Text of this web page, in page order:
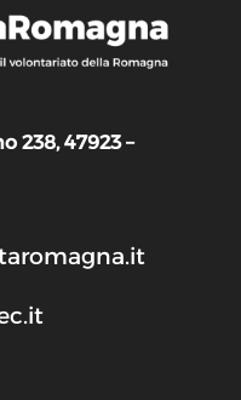
238, 47923 –